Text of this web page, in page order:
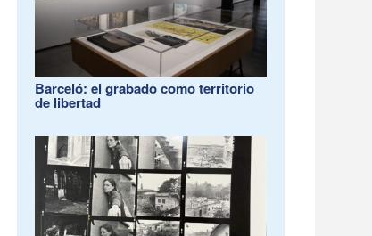
Barceló: el grabado como territorio
de libertad